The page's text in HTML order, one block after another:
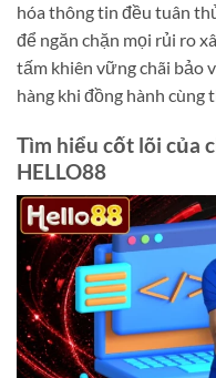
hóa thông tin đều tuân
để ngăn chặn mọi rủi ro
tấm khiên vững chãi bảo
hàng khi đồng hành cùng
Tìm hiểu cốt lõi của
HELLO88